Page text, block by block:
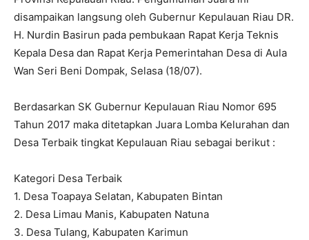
disampaikan langsung oleh Gubernur Kepulauan Riau DR.
H. Nurdin Basirun pada pembukaan Rapat Kerja Teknis
Kepala Desa dan Rapat Kerja Pemerintahan Desa di Aula
Wan Seri Beni Dompak, Selasa (18/07).
Berdasarkan SK Gubernur Kepulauan Riau Nomor 695
Tahun 2017 maka ditetapkan Juara Lomba Kelurahan dan
Desa Terbaik tingkat Kepulauan Riau sebagai berikut :
Kategori Desa Terbaik
1. Desa Toapaya Selatan, Kabupaten Bintan
2. Desa Limau Manis, Kabupaten Natuna
3. Desa Tulang, Kabupaten Karimun